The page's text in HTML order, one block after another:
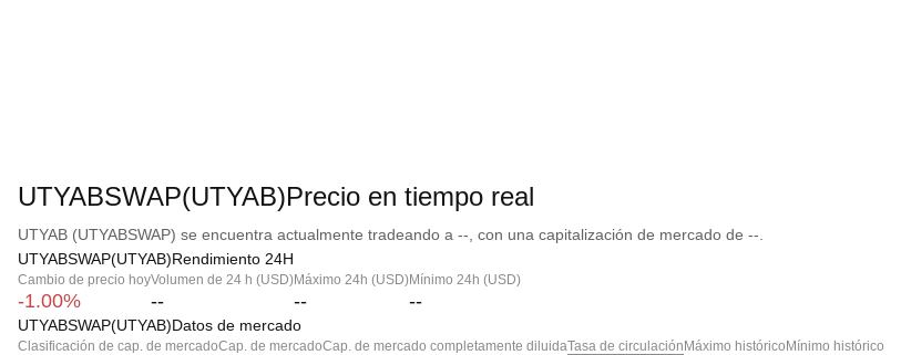
UTYABSWAP(UTYAB)Precio en tiempo real
UTYAB (UTYABSWAP) se encuentra actualmente tradeando a --, con una capitalización de mercado de --.
UTYABSWAP(UTYAB)Rendimiento 24H
Cambio de precio hoy
-1.00%
Volumen de 24 h (USD)
--
Máximo 24h (USD)
--
Mínimo 24h (USD)
--
UTYABSWAP(UTYAB)Datos de mercado
Clasificación de cap. de mercadoCap. de mercadoCap. de mercado completamente diluidaTasa de circulación Máximo histórico Mínimo histórico